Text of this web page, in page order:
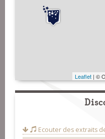
Leaflet | ©
Ecouter des extraits